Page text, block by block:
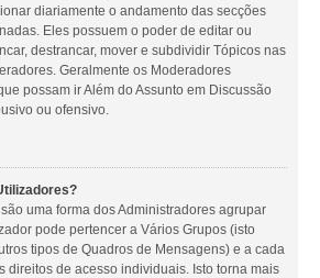
diariamente o andamento das secções
Eles possuem o poder de editar ou
destrancar, mover e subdividir Tópicos nas
Geralmente os Moderadores
possam ir Além do Assunto em Discussão
ou ofensivo.
uma forma dos Administradores agrupar
pode pertencer a Vários Grupos (isto
tipos de Quadros de Mensagens) e a cada
direitos de acesso individuais. Isto torna mais